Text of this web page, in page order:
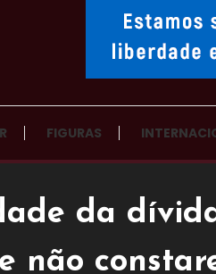
FIGURAS
da
não